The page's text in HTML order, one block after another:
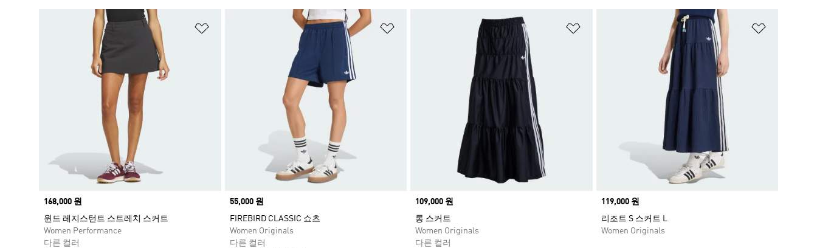
Price
168,000 원
윈드 레지스턴트 스트레치 스커트
Women Performance
다른 컬러
Price
55,000 원
FIREBIRD CLASSIC 쇼츠
Women Originals
다른 컬러
Price
109,000 원
롱 스커트
Women Originals
다른 컬러
Price
119,000 원
리조트 S 스커트 L
Women Originals